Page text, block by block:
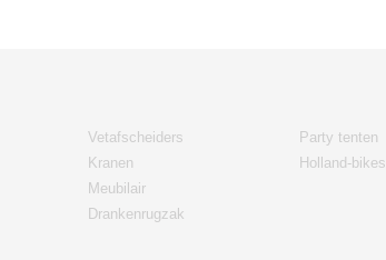
Vetafscheiders
Kranen
Meubilair
Drankenrugzak
Party tenten
Holland-bikes